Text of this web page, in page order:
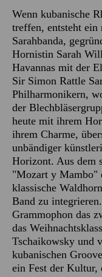
Wenn kubanische
treffen, entsteht ein
Sarahbanda,
Hornistin Sarah
Havannas mit der
Sir Simon Rattle
Philharmonikern,
der
heute mit ihrem
ihrem Charme,
unbändiger
Horizont. Aus dem
"Mozart y Mambo"
klassische
Band zu
Grammophon das
das
Tschaikowsky und
kubanischen
ein Fest der Kultur,